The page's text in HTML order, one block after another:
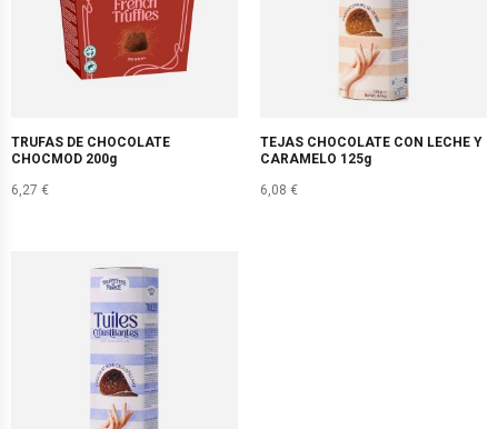
TRUFAS DE CHOCOLATE
CHOCMOD 200g
6,27 €
TEJAS CHOCOLATE CON LECHE Y
CARAMELO 125g
6,08 €